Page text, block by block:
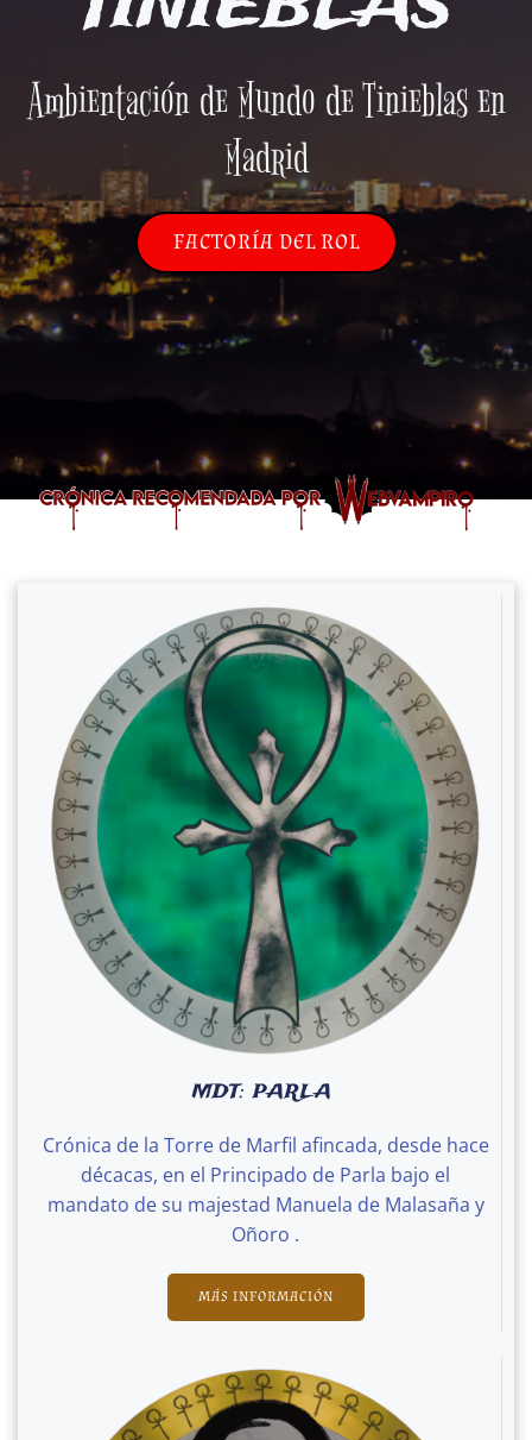
Ambientación de Mundo de Tinieblas en
Madrid
FACTORÍA DEL ROL
MDT: PARLA
Crónica de la Torre de Marfil afincada, desde hace
décacas, en el Principado de Parla bajo el
mandato de su majestad Manuela de Malasaña y
Oñoro .
MÁS INFORMACIÓN